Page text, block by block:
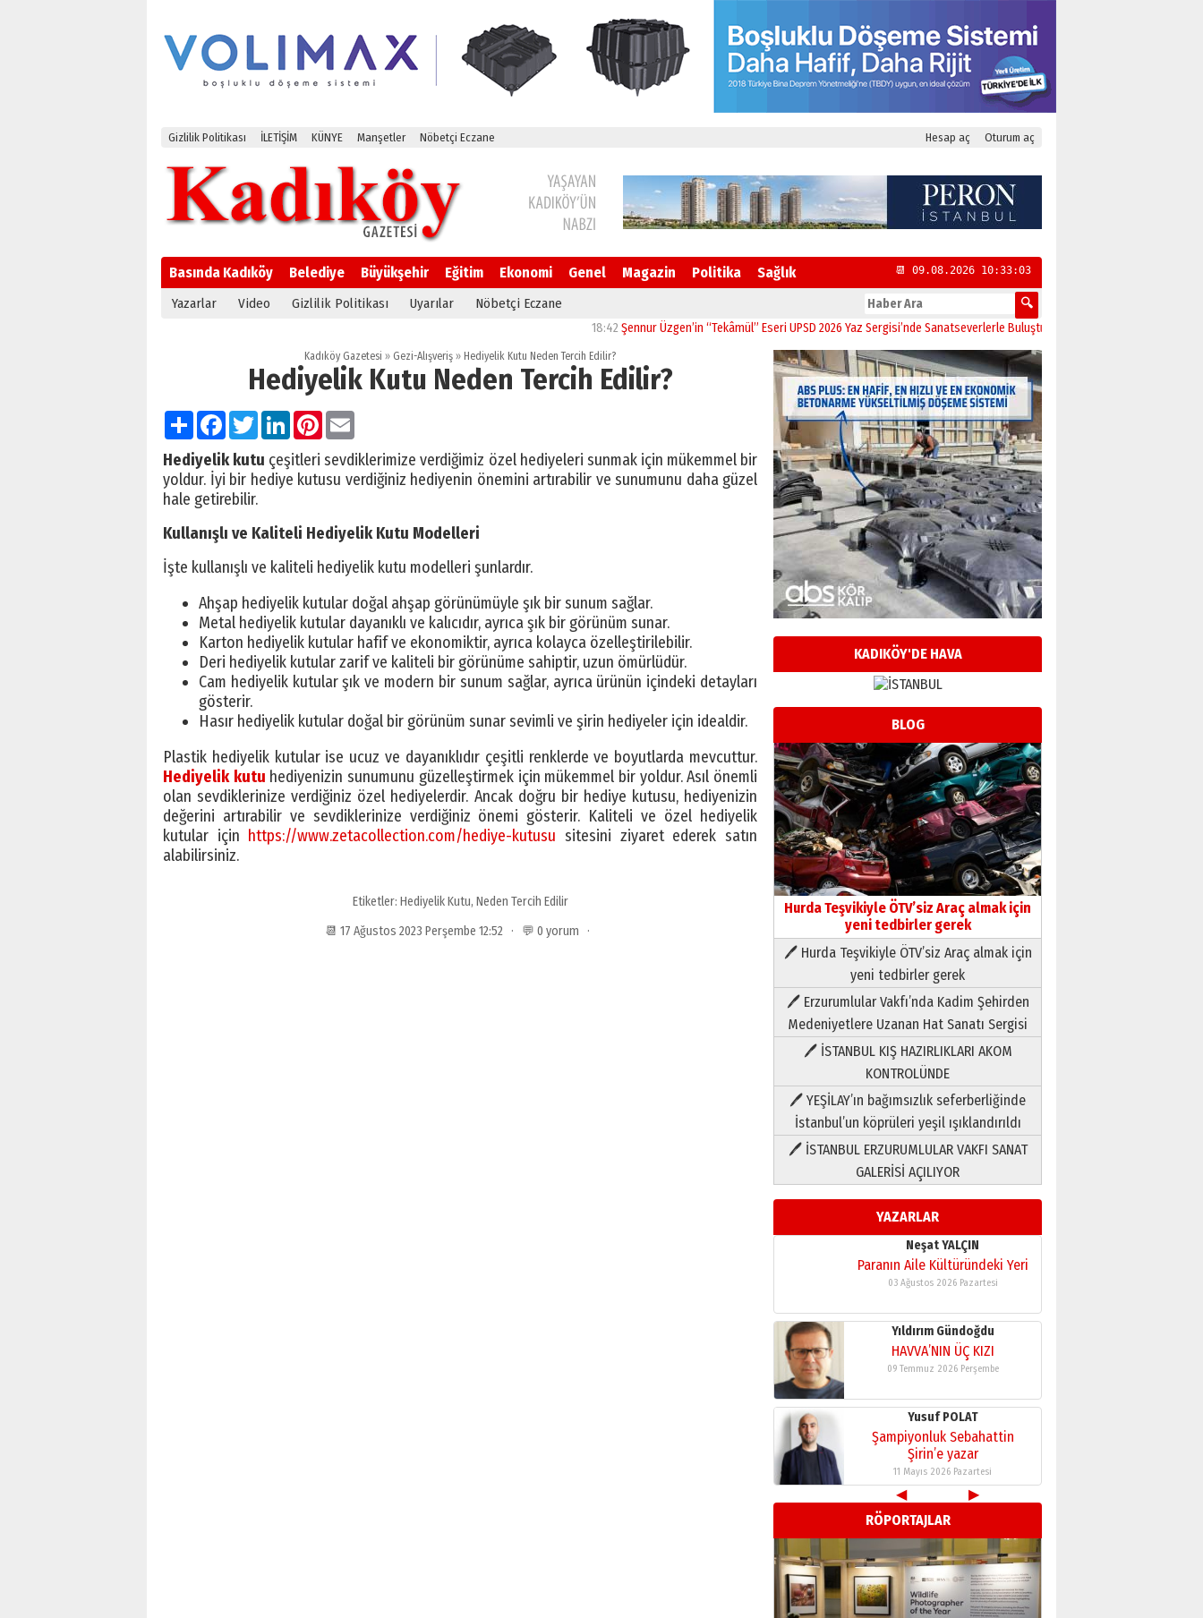
Gizlilik Politikası İLETİŞİM KÜNYE Manşetler Nöbetçi Eczane Hesap aç Oturum aç
Basında Kadıköy Belediye Büyükşehir Eğitim Ekonomi Genel Magazin Politika Sağlık 📆 09.08.2026 10:33:03
Yazarlar Video Gizlilik Politikası Uyarılar Nöbetçi Eczane
Şennur Üzgen’in “Tekâmül” Eseri UPSD 2026 Yaz Sergisi’nde Sanatseverlerle Buluştu 11:21
Kadıköy Gazetesi » Gezi-Alışveriş » Hediyelik Kutu Neden Tercih Edilir?
Hediyelik Kutu Neden Tercih Edilir?
PaylaşFacebook
TwitterLinkedInPinterest
Hediyelik kutu çeşitleri sevdiklerimize verdiğimiz özel hediyeleri sunmak için mükemmel bir
yoldur. İyi bir hediye kutusu verdiğiniz hediyenin önemini artırabilir ve sunumunu daha güzel
hale getirebilir.
Kullanışlı ve Kaliteli Hediyelik Kutu Modelleri
İşte kullanışlı ve kaliteli hediyelik kutu modelleri şunlardır.
Ahşap hediyelik kutular doğal ahşap görünümüyle şık bir sunum sağlar.
Metal hediyelik kutular dayanıklı ve kalıcıdır, ayrıca şık bir görünüm sunar.
Karton hediyelik kutular hafif ve ekonomiktir, ayrıca kolayca özelleştirilebilir.
Deri hediyelik kutular zarif ve kaliteli bir görünüme sahiptir, uzun ömürlüdür.
Cam hediyelik kutular şık ve modern bir sunum sağlar, ayrıca ürünün içindeki detayları
gösterir.
Hasır hediyelik kutular doğal bir görünüm sunar sevimli ve şirin hediyeler için idealdir.
Plastik hediyelik kutular ise ucuz ve dayanıklıdır çeşitli renklerde ve boyutlarda mevcuttur.
Hediyelik kutu hediyenizin sunumunu güzelleştirmek için mükemmel bir yoldur. Asıl önemli
olan sevdiklerinize verdiğiniz özel hediyelerdir. Ancak doğru bir hediye kutusu, hediyenizin
değerini artırabilir ve sevdiklerinize verdiğiniz önemi gösterir. Kaliteli ve özel hediyelik
kutular için https://www.zetacollection.com/hediye-kutusu sitesini ziyaret ederek satın
alabilirsiniz.
Etiketler: Hediyelik Kutu, Neden Tercih Edilir
📆 17 Ağustos 2023 Perşembe 12:52 · 💬 0 yorum ·
KADIKÖY'DE HAVA
BLOG
Hurda Teşvikiyle ÖTV’siz Araç almak için
yeni tedbirler gerek
🖊 Hurda Teşvikiyle ÖTV’siz Araç almak için
yeni tedbirler gerek
🖊 Erzurumlular Vakfı’nda Kadim Şehirden
Medeniyetlere Uzanan Hat Sanatı Sergisi
🖊 İSTANBUL KIŞ HAZIRLIKLARI AKOM
KONTROLÜNDE
🖊 YEŞİLAY’ın bağımsızlık seferberliğinde
İstanbul’un köprüleri yeşil ışıklandırıldı
🖊 İSTANBUL ERZURUMLULAR VAKFI SANAT
GALERİSİ AÇILIYOR
YAZARLAR
Neşat YALÇIN
Paranın Aile Kültüründeki Yeri
03 Ağustos 2026 Pazartesi
Yıldırım Gündoğdu
HAVVA’NIN ÜÇ KIZI
09 Temmuz 2026 Perşembe
Yusuf POLAT
Şampiyonluk Sebahattin
Şirin’e yazar
11 Mayıs 2026 Pazartesi
Neşat YALÇIN
Paranın Aile Kültüründeki Yeri
03 Ağustos 2026 Pazartesi
Yıldırım Gündoğdu
HAVVA’NIN ÜÇ KIZI
09 Temmuz 2026 Perşembe
Yusuf POLAT
Şampiyonluk Sebahattin
Şirin’e yazar
11 Mayıs 2026 Pazartesi
Neşat YALÇIN
Paranın Aile Kültüründeki Yeri
03 Ağustos 2026 Pazartesi
Yıldırım Gündoğdu
HAVVA’NIN ÜÇ KIZI
◀
▶
RÖPORTAJLAR